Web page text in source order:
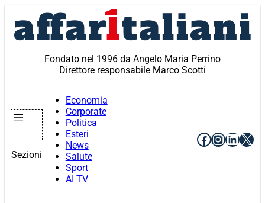
contenuto
Fondato nel 1996 da Angelo Maria Perrino
Direttore responsabile Marco Scotti
Sezioni
Economia
Corporate
Politica
Esteri
News
Salute
Sport
AI TV
Facebook
X